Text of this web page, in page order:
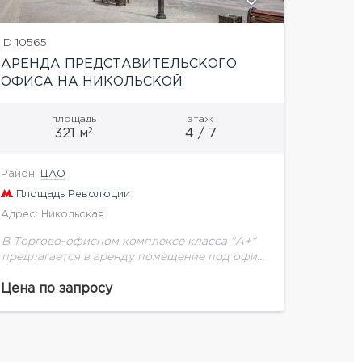
ID 10565
АРЕНДА ПРЕДСТАВИТЕЛЬСКОГО
ОФИСА НА НИКОЛЬСКОЙ
площадь
321 м2
этаж
4 / 7
Район: ЦАО
Площадь Революции
Адрес: Никольская
В Торгово-офисном комплексе класса "А+"
предлагается в аренду помещение под офис
метро 2-3 мин. пешком. Подъездные пути:
Цена по запросу